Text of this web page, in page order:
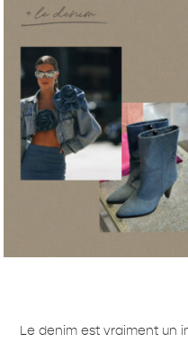
Le denim est vraiment un